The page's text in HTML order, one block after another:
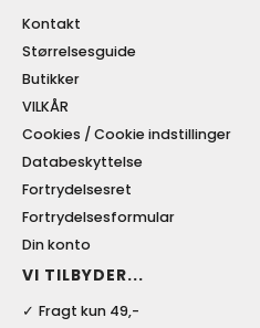
Kontakt
Størrelsesguide
Butikker
VILKÅR
Cookies / Cookie indstillinger
Databeskyttelse
Fortrydelsesret
Fortrydelsesformular
Din konto
VI TILBYDER...
Fragt kun 49,-